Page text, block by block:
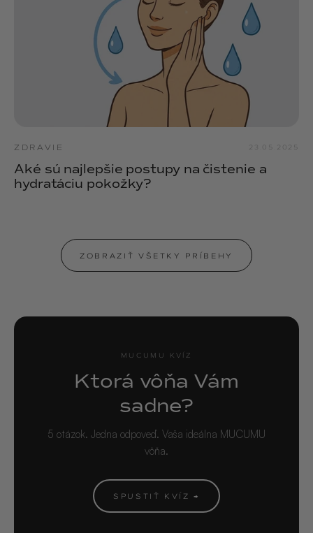
ZDRAVIE 23.05.2025
Aké sú najlepšie postupy na čistenie a
hydratáciu pokožky?
ZOBRAZIŤ VŠETKY PRÍBEHY
MUCUMU KVÍZ
Ktorá vôňa Vám
sadne?
5 otázok. Jedna odpoveď. Vaša ideálna MUCUMU
vôňa.
SPUSTIŤ KVÍZ →